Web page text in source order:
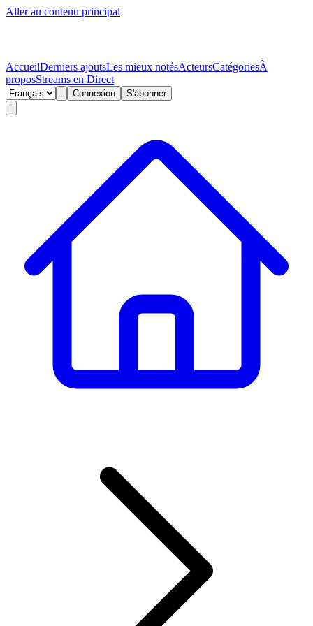
Aller au contenu principal
AccueilDerniers ajoutsLes mieux notésActeursCatégoriesÀ
proposStreams en Direct
Connexion S'abonner